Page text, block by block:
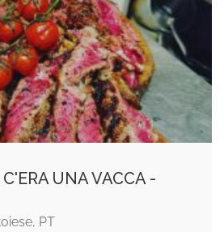
UNA VACCA -
PT